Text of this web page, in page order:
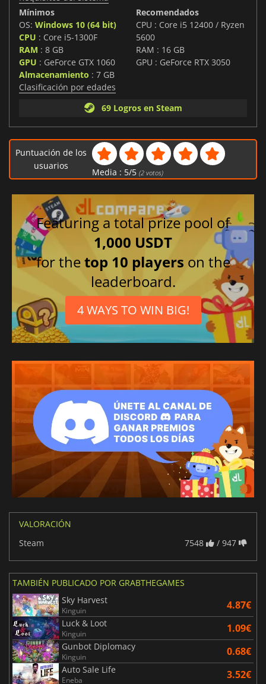
Mínimos
OS: Windows 10 (64 bit)
CPU : Core i5-1300F
RAM : 8 GB
GPU : GeForce GTX 1060
Almacenamiento : 7 GB
Recomendados
CPU : Core i5 12400 / Ryzen
5600
RAM : 16 GB
GPU : GeForce RTX 3050
Clasificación por edades
69 Logros en Steam
Puntuación de los
usuarios
Media : 5/5 (2votos)
Featuring a total prize pool of
1,000 USDT
for thetop 10 players on the
leaderboard.
4 WAYS TO WIN BIG!
VALORACIÓN
Steam
7548 / 947
TAMBIÉN PUBLICADO POR GRABTHEGAMES
Sky Harvest
Kinguin 4.87€
Luck & Loot
Kinguin 1.09€
Gunbot Diplomacy
Kinguin 0.68€
Auto Sale Life
Eneba 3.52€